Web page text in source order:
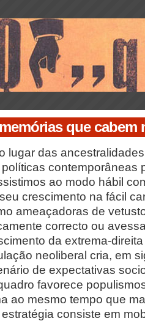
que cabem
lugar das
contemporâneas
ao modo hábil
crescimento na fácil
ameaçadoras de
correcto ou
da extrema-
neoliberal cria, em
de expectativas
favorece
ao mesmo tempo que
consiste em